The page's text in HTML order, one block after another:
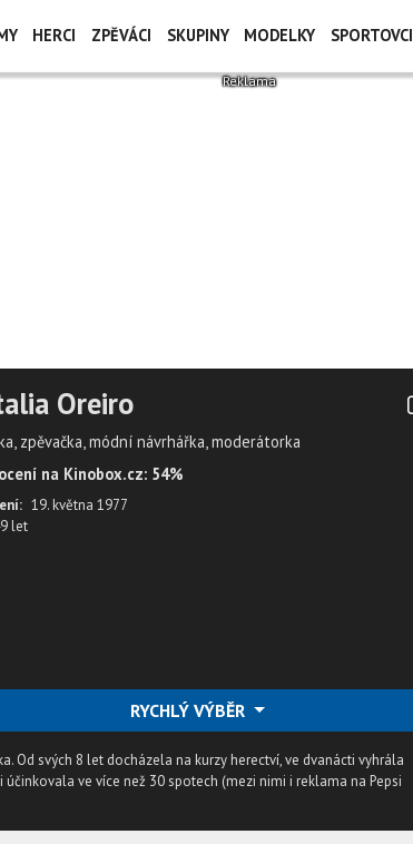
HERCI ZPĚVÁCI SKUPINY MODELKY SPORTOVCI
Oreiro
zpěvačka, módní návrhářka, moderátorka
na Kinobox.cz: 54%
19. května 1977
let
RYCHLÝ VÝBĚR
Od svých 8 let docházela na kurzy herectví, ve dvanácti vyhrála
ve více než 30 spotech (mezi nimi i reklama na Pepsi